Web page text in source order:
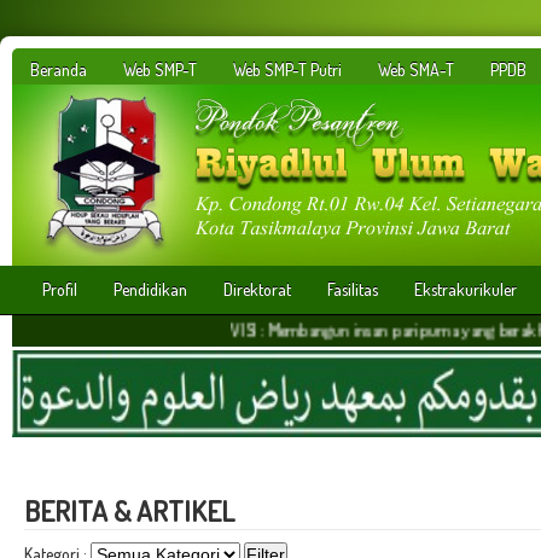
Beranda Web SMP-T Web SMP-T Putri Web SMA-T PPDB
Profil Pendidikan Direktorat Fasilitas
Ekstrakurikuler
VISI : Membangun insan paripurna yang berakhlakul
BERITA & ARTIKEL
Kategori :